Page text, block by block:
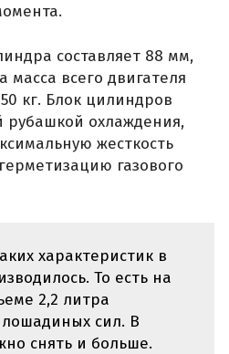
составляет 88 мм,
всего двигателя
кг. Блок цилиндров
рубашкой охлаждения,
жесткость
газового
характеристик в
То есть на
2,2 литра
лошадиных сил. В
снять и больше.